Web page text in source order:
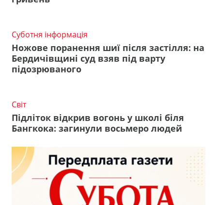
Суботня інформація
Ножове поранення шиї після застілля: на
Бердичівщині суд взяв під варту
підозрюваного
Світ
Підліток відкрив вогонь у школі біля
Бангкока: загинули восьмеро людей